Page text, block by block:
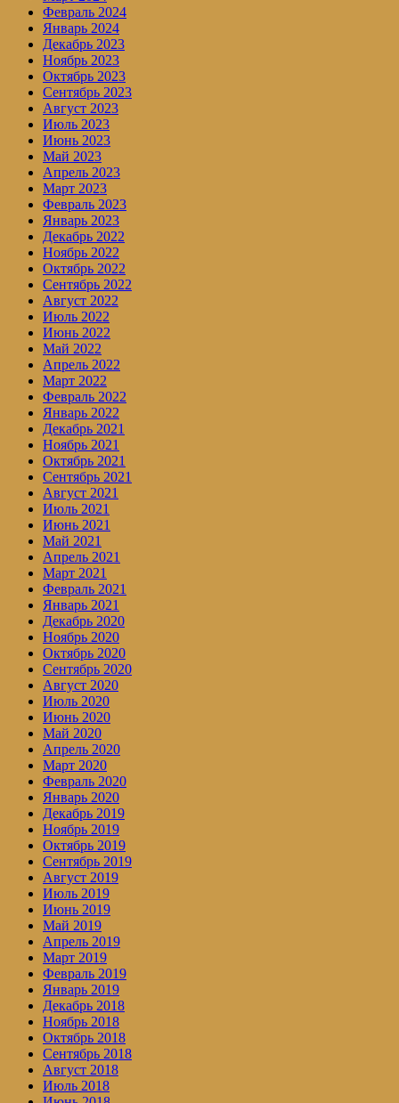
Февраль 2024
Январь 2024
Декабрь 2023
Ноябрь 2023
Октябрь 2023
Сентябрь 2023
Август 2023
Июль 2023
Июнь 2023
Май 2023
Апрель 2023
Март 2023
Февраль 2023
Январь 2023
Декабрь 2022
Ноябрь 2022
Октябрь 2022
Сентябрь 2022
Август 2022
Июль 2022
Июнь 2022
Май 2022
Апрель 2022
Март 2022
Февраль 2022
Январь 2022
Декабрь 2021
Ноябрь 2021
Октябрь 2021
Сентябрь 2021
Август 2021
Июль 2021
Июнь 2021
Май 2021
Апрель 2021
Март 2021
Февраль 2021
Январь 2021
Декабрь 2020
Ноябрь 2020
Октябрь 2020
Сентябрь 2020
Август 2020
Июль 2020
Июнь 2020
Май 2020
Апрель 2020
Март 2020
Февраль 2020
Январь 2020
Декабрь 2019
Ноябрь 2019
Октябрь 2019
Сентябрь 2019
Август 2019
Июль 2019
Июнь 2019
Май 2019
Апрель 2019
Март 2019
Февраль 2019
Январь 2019
Декабрь 2018
Ноябрь 2018
Октябрь 2018
Сентябрь 2018
Август 2018
Июль 2018